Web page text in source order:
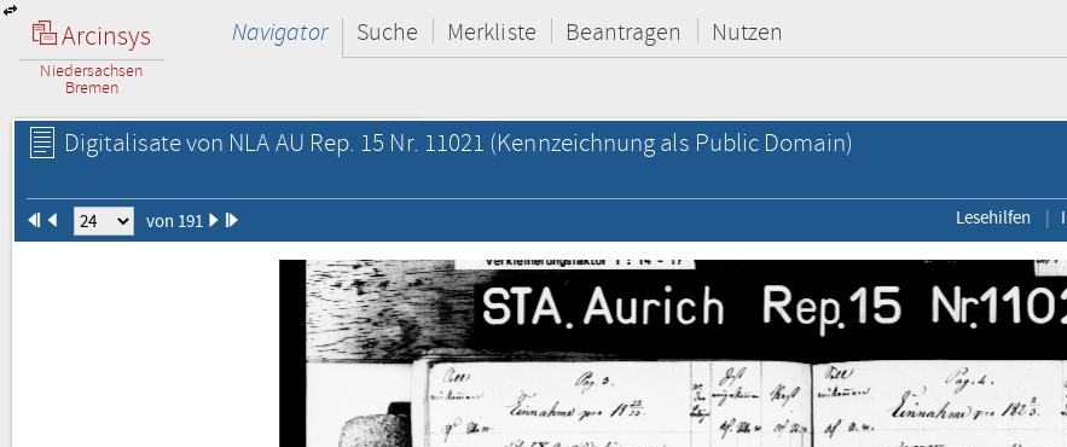
Arcinsys
Niedersachsen
Bremen
Navigator Suche Merkliste Beantragen Nutzen
Digitalisate von NLA AU Rep. 15 Nr. 11021 (Kennzeichnung als Public Domain)
von 191 Lesehilfen